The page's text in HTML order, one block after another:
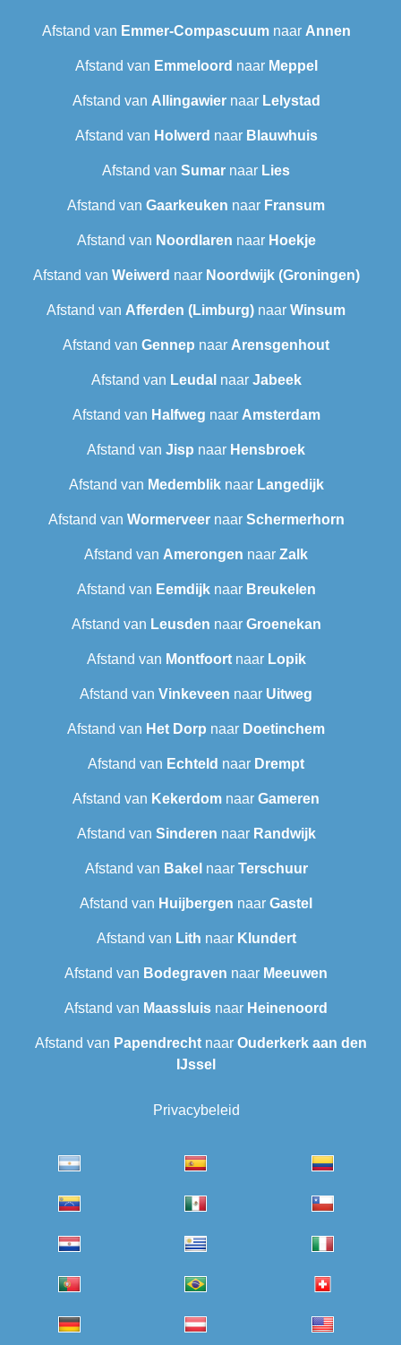
Afstand van Emmer-Compascuumnaar Annen
Afstand van Emmeloord naar Meppel
Afstand van Allingawiernaar Lelystad
Afstand van Holwerd naar Blauwhuis
Afstand van Sumar naar Lies
Afstand van Gaarkeuken naar Fransum
Afstand van Noordlaren naar Hoekje
Afstand van Weiwerd naar Noordwijk (Groningen)
Afstand van Afferden (Limburg) naar Winsum
Afstand van Gennep naar Arensgenhout
Afstand van Leudal‎ naar Jabeek
Afstand van Halfweg naar Amsterdam
Afstand van Jisp naar Hensbroek
Afstand van Medembliknaar Langedijk
Afstand van Wormerveernaar Schermerhorn
Afstand van Amerongen naar Zalk
Afstand van Eemdijknaar Breukelen
Afstand van Leusden naar Groenekan
Afstand van Montfoortnaar Lopik
Afstand van Vinkeveen naar Uitweg
Afstand van Het Dorp naar Doetinchem
Afstand van Echteld naar Drempt
Afstand van Kekerdom naar Gameren
Afstand van Sinderen naar Randwijk
Afstand van Bakel naar Terschuur
Afstand van Huijbergen naar Gastel
Afstand van Lith naar Klundert
Afstand van Bodegraven naar Meeuwen
Afstand van Maassluis naar Heinenoord
Afstand van Papendrechtnaar Ouderkerk aan den
IJssel
Privacybeleid